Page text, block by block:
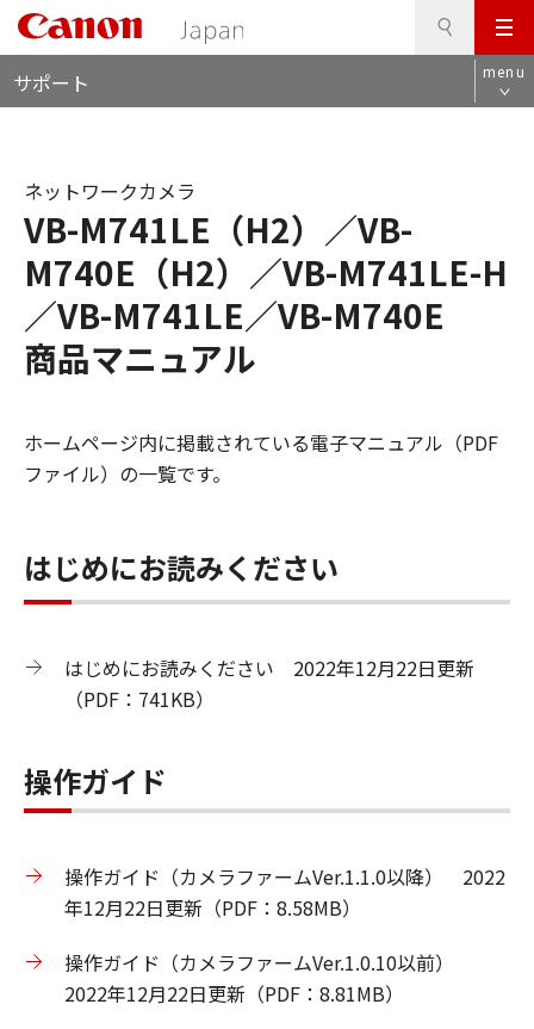
メ
ニ
ュ
サポート menu
VB-M741LE（H2）／VB-
M740E（H2）／VB-M741LE-H
／VB-M741LE／VB-M740E
商品マニュアル
ネットワークカメラ
ホームページ内に掲載されている電子マニュアル（PDF
ファイル）の一覧です。
はじめにお読みください
はじめにお読みください 2022年12月22日更新
（PDF：741KB）
操作ガイド
操作ガイド（カメラファームVer.1.1.0以降） 2022
年12月22日更新（PDF：8.58MB）
操作ガイド（カメラファームVer.1.0.10以前）
2022年12月22日更新（PDF：8.81MB）